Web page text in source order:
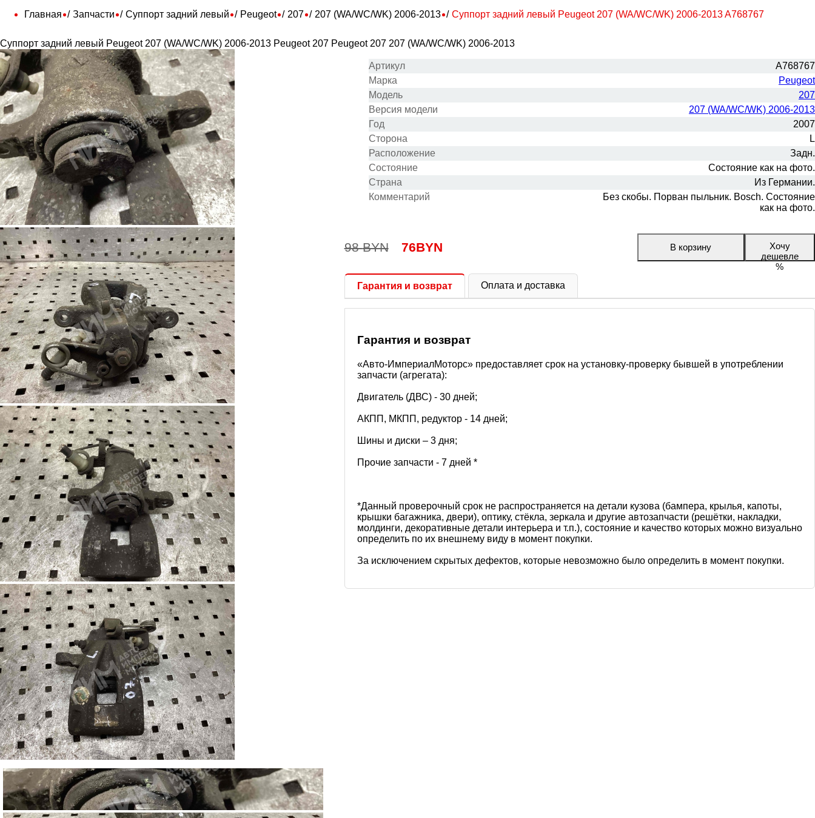
Главная Запчасти Суппорт задний левый Peugeot 207 207 (WA/WC/WK) 2006-2013 Суппорт задний левый Peugeot 207 (WA/WC/WK) 2006-2013 A768767
Суппорт задний левый Peugeot 207 (WA/WC/WK) 2006-2013 Peugeot 207 Peugeot 207 207 (WA/WC/WK) 2006-2013
Артикул
A768767
Марка
Peugeot
Модель
207
Версия модели
207 (WA/WC/WK) 2006-2013
Год
2007
Сторона
L
Расположение
Задн.
Состояние
Состояние как на фото.
Cтрана
Из Германии.
Комментарий
Без скобы. Порван пыльник. Bosch. Состояние
как на фото.
98BYN 76BYN В корзину
Хочу
дешевле
%
Гарантия и возврат
Оплата и доставка
Гарантия и возврат
«Авто-ИмпериалМоторс» предоставляет срок на установку-проверку бывшей в употреблении
запчасти (агрегата):
Двигатель (ДВС) - 30 дней;
АКПП, МКПП, редуктор - 14 дней;
Шины и диски – 3 дня;
Прочие запчасти - 7 дней *
*Данный проверочный срок не распространяется на детали кузова (бампера, крылья, капоты,
крышки багажника, двери), оптику, стёкла, зеркала и другие автозапчасти (решётки, накладки,
молдинги, декоративные детали интерьера и т.п.), состояние и качество которых можно визуально
определить по их внешнему виду в момент покупки.
За исключением скрытых дефектов, которые невозможно было определить в момент покупки.